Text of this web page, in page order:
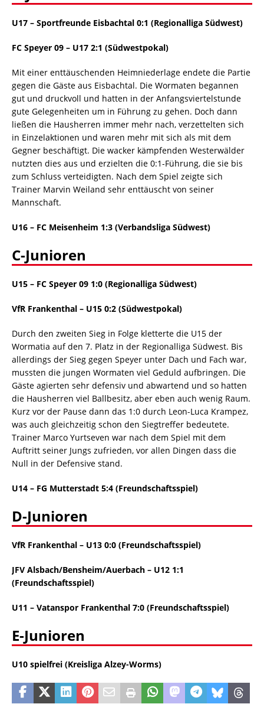
U17 – Sportfreunde Eisbachtal 0:1 (Regionalliga Südwest)
FC Speyer 09 – U17 2:1 (Südwestpokal)
Mit einer enttäuschenden Heimniederlage endete die Partie
gegen die Gäste aus Eisbachtal. Die Wormaten begannen
gut und druckvoll und hatten in der Anfangsviertelstunde
gute Gelegenheiten um in Führung zu gehen. Doch dann
ließen die Hausherren immer mehr nach, verzettelten sich
in Einzelaktionen und waren mehr mit sich als mit dem
Gegner beschäftigt. Die wacker kämpfenden Westerwälder
nutzten dies aus und erzielten die 0:1-Führung, die sie bis
zum Schluss verteidigten. Nach dem Spiel zeigte sich
Trainer Marvin Weiland sehr enttäuscht von seiner
Mannschaft.
U16 – FC Meisenheim 1:3 (Verbandsliga Südwest)
C-Junioren
U15 – FC Speyer 09 1:0 (Regionalliga Südwest)
VfR Frankenthal – U15 0:2 (Südwestpokal)
Durch den zweiten Sieg in Folge kletterte die U15 der
Wormatia auf den 7. Platz in der Regionalliga Südwest. Bis
allerdings der Sieg gegen Speyer unter Dach und Fach war,
mussten die jungen Wormaten viel Geduld aufbringen. Die
Gäste agierten sehr defensiv und abwartend und so hatten
die Hausherren viel Ballbesitz, aber eben auch wenig Raum.
Kurz vor der Pause dann das 1:0 durch Leon-Luca Krampez,
was auch gleichzeitig schon den Siegtreffer bedeutete.
Trainer Marco Yurtseven war nach dem Spiel mit dem
Auftritt seiner Jungs zufrieden, vor allen Dingen dass die
Null in der Defensive stand.
U14 – FG Mutterstadt 5:4 (Freundschaftsspiel)
D-Junioren
VfR Frankenthal – U13 0:0 (Freundschaftsspiel)
JFV Alsbach/Bensheim/Auerbach – U12 1:1
(Freundschaftsspiel)
U11 – Vatanspor Frankenthal 7:0 (Freundschaftsspiel)
E-Junioren
U10 spielfrei (Kreisliga Alzey-Worms)